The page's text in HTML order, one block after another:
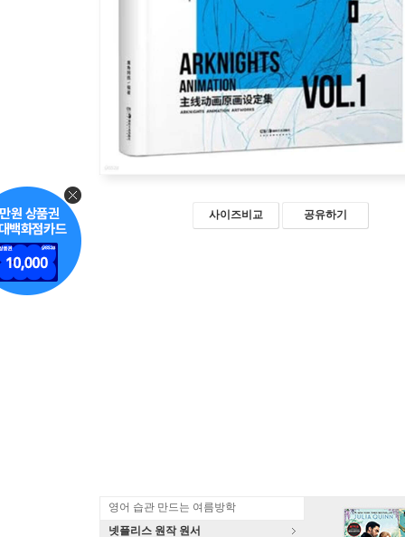
사이즈비교 공유하기
영어 습관 만드는 여름방학
넷플리스 원작 원서